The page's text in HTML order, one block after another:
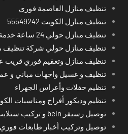
تنظيف منازل العاصمة فوري
تنظيف منازل الكويت 55549242
تنظيف منازل حولي 24 ساعة خدمة تنظيف المساجد في حولي
تنظيف منازل حولي شركة تنظيف
تنظيف منازل وتعقيم فوري قريب
تنظيف و غسيل واجهات مباني و
تنظيم حفلات وأعراس الجهراء
تنظيم وديكور أفراح ومناسبات
توصيل رسيفر bein و تركيب ستلايت و رسيفرات في الكويت
توصيل وتركيب أخبار طابعات